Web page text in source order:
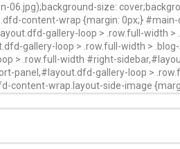
size:
content-wrap {margin: 0px;}
gallery-loop > .row.full-width >
gallery-loop > .row.full-width >
> .row.full-width #right-
panel,#layout.dfd-gallery-loop >
content-wrap.layout-side-image